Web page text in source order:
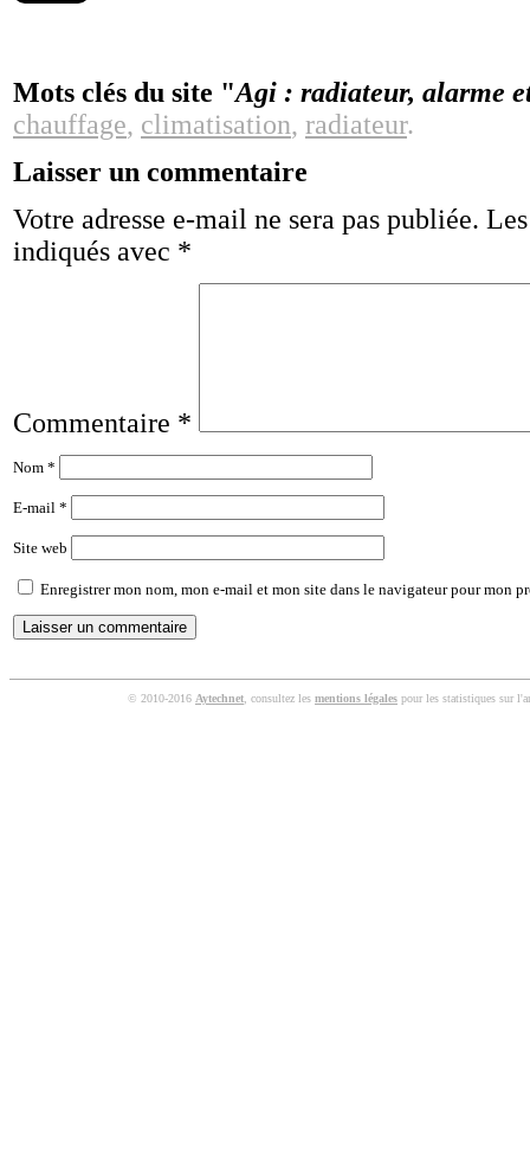
Mots clés du site "Agi : radiateur, alarme
chauffage, climatisation, radiateur.
Laisser un commentaire
Votre adresse e-mail ne sera pas publiée.
indiqués avec *
Commentaire *
Nom *
E-mail *
Site web
Enregistrer mon nom, mon e-mail et mon site dans le navigateur pour mon
© 2010-2016 Aytechnet , consultez les mentions légales pour les statistiques sur